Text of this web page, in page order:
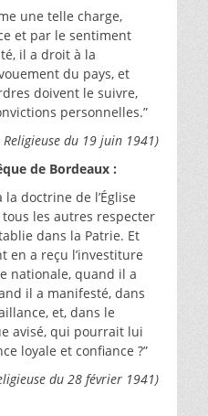
une telle charge,
et par le sentiment
il a droit à la
du pays, et
doivent le suivre,
personnelles.”
Religieuse du 19 juin 1941)
de Bordeaux :
doctrine de l’Église
les autres respecter
dans la Patrie. Et
en a reçu l’investiture
nationale, quand il a
il a manifesté, dans
et, dans le
avisé, qui pourrait lui
loyale et confiance ?”
du 28 février 1941)